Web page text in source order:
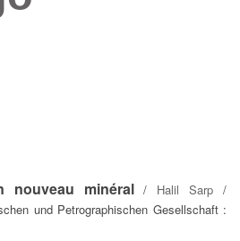
nouveau minéral/ Halil Sarp /
und Petrographischen Gesellschaft :